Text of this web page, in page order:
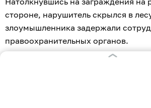
стороне, нарушитель скрылся в
злоумышленника задержали
правоохранительных органов.